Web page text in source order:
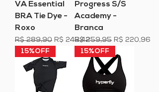
VA Essential
BRA Tie Dye -
Roxo
Preço normal
R$ 289,90 Preço promocional
R$ 246,42
Progress S/S
Academy -
Branca
Preço normal
R$ 259,95 Preço
R$ 220,96
15%OFF 15%OFF